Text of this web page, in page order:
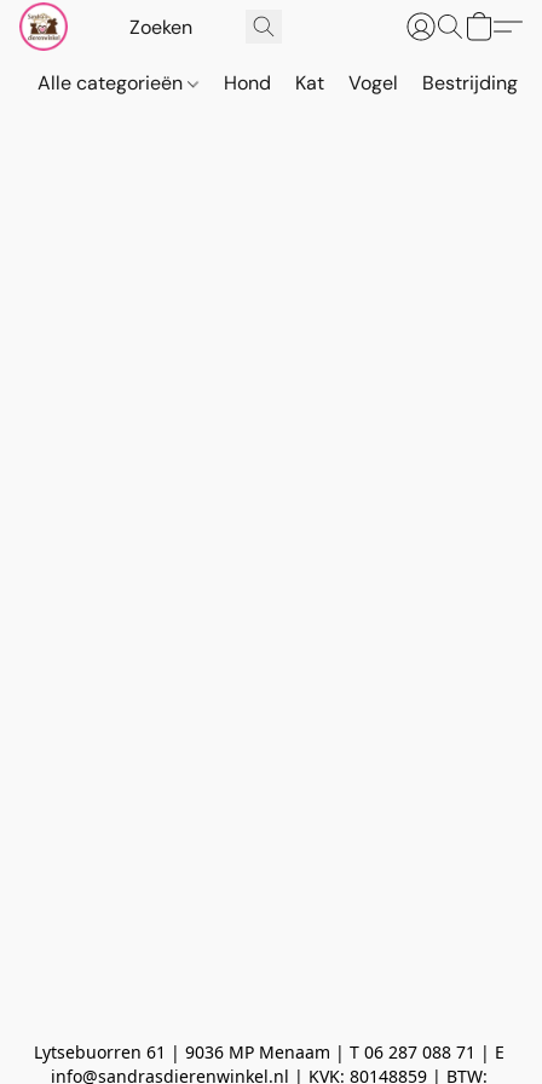
Alle categorieën Hond Kat Vogel Bestrijding
Lytsebuorren 61 | 9036 MP Menaam | T 06 287 088 71 | E
info@sandrasdierenwinkel.nl | KVK: 80148859 | BTW: